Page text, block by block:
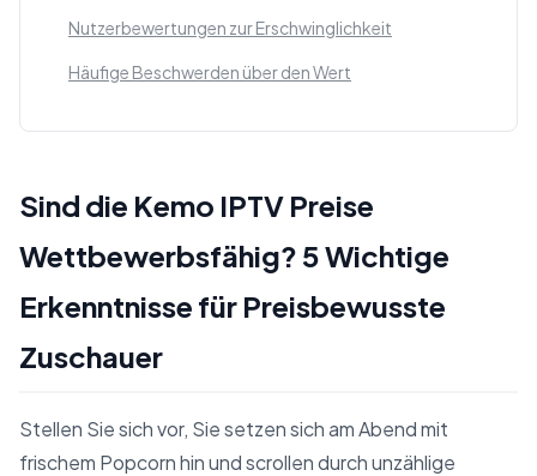
Nutzerbewertungen zur Erschwinglichkeit
Häufige Beschwerden über den Wert
Sind die Kemo IPTV Preise
Wettbewerbsfähig? 5 Wichtige
Erkenntnisse für Preisbewusste
Zuschauer
Stellen Sie sich vor, Sie setzen sich am Abend mit
frischem Popcorn hin und scrollen durch unzählige